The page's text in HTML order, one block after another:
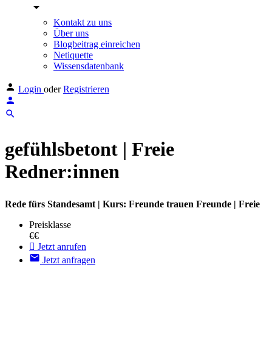
Kontakt zu uns
Über uns
Blogbeitrag einreichen
Netiquette
Wissensdatenbank
Login oder Registrieren
gefühlsbetont | Freie
Redner:innen
Rede fürs Standesamt | Kurs: Freunde trauen Freunde | Freie
Preisklasse
€€
Jetzt anrufen
Jetzt anfragen